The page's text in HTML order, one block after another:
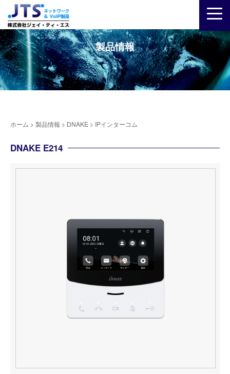
製品情報
ホーム > 製品情報 > DNAKE > IPインターコム
DNAKE E214